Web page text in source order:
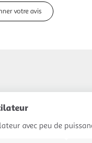
votre avis
avec peu de